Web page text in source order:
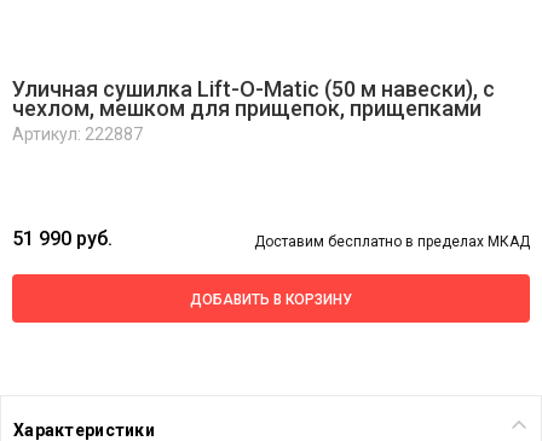
Уличная сушилка Lift-O-Matic (50 м навески), с
чехлом, мешком для прищепок, прищепками
Артикул: 222887
51 990 руб. Доставим бесплатно в пределах МКАД
ДОБАВИТЬ В КОРЗИНУ
Характеристики